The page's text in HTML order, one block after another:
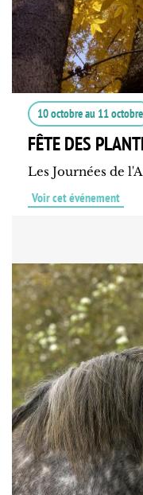
10 octobreau 11 octobre
FÊTE DES
Les Journées de
Voir cet événement